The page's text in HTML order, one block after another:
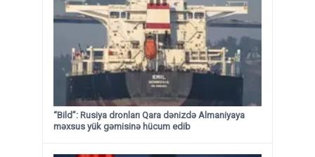
“Bild”: Rusiya dronları Qara dənizdə Almaniyaya
məxsus yük gəmisinə hücum edib